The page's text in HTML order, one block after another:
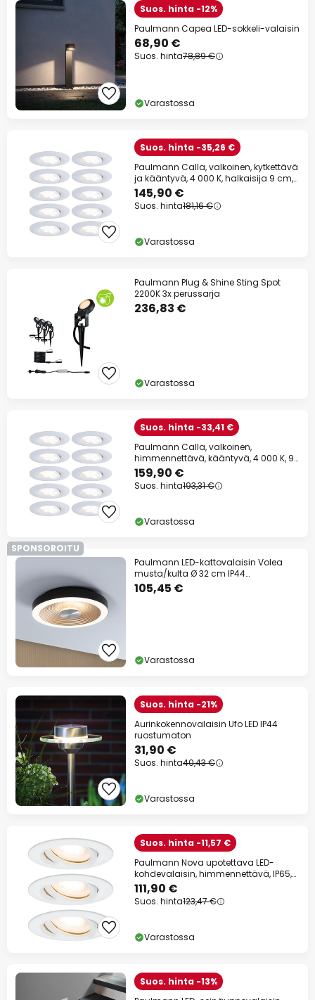
Suos. hinta -12%
Paulmann Capea LED-sokkeli-valaisin
68,90 €
Suos. hinta78,89 €
Varastossa
Suos. hinta -35,26 €
Paulmann Calla, valkoinen, kytkettävä
ja kääntyvä, 4 000 K, halkaisija 9 cm,
10
145,90 €
Suos. hinta181,16 €
Varastossa
Paulmann Plug & Shine Sting Spot
2200K 3x perussarja
236,83 €
Varastossa
Suos. hinta -33,41 €
Paulmann Calla, valkoinen,
himmennettävä, kääntyvä, 4 000 K, 9
cm, 10 kpl:n
159,90 €
Suos. hinta193,31 €
Varastossa
SPONSOROITU
Paulmann LED-kattovalaisin Volea
musta/kulta Ø 32 cm IP44
himmennettävä
105,45 €
Varastossa
Suos. hinta -21%
Aurinkokennovalaisin Ufo LED IP44
ruostumaton
31,90 €
Suos. hinta40,43 €
Varastossa
Suos. hinta -11,57 €
Paulmann Nova upotettava LED-
kohdevalaisin, himmennettävä, IP65,
valkoinen
111,90 €
Suos. hinta123,47 €
Varastossa
Suos. hinta -13%